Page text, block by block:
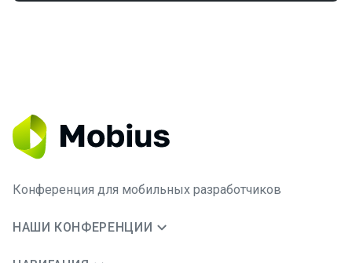
Конференция для мобильных разработчиков
НАШИ КОНФЕРЕНЦИИ